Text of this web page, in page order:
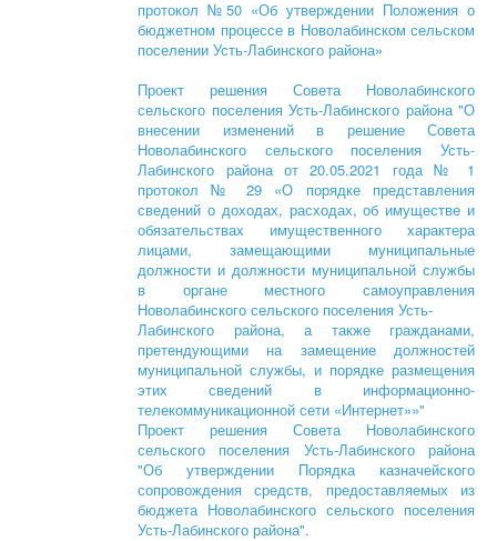
протокол №50 «Об утверждении Положения о
бюджетном процессе в Новолабинском сельском
поселении Усть-Лабинского района»
Проект решения Совета Новолабинского
сельского поселения Усть-Лабинского района "О
внесении изменений в решение Совета
Новолабинского сельского поселения Усть-
Лабинского района от 20.05.2021 года № 1
протокол № 29 «О порядке представления
сведений о доходах, расходах, об имуществе и
обязательствах имущественного характера
лицами, замещающими муниципальные
должности и должности муниципальной службы
в органе местного самоуправления
Новолабинского сельского поселения Усть-
Лабинского района, а также гражданами,
претендующими на замещение должностей
муниципальной службы, и порядке размещения
этих сведений в информационно-
телекоммуникационной сети «Интернет»»"
Проект решения Совета Новолабинского
сельского поселения Усть-Лабинского района
"Об утверждении Порядка казначейского
сопровождения средств, предоставляемых из
бюджета Новолабинского сельского поселения
Усть-Лабинского района".